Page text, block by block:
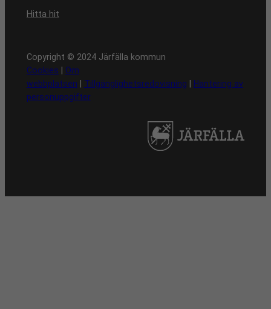
Hitta hit
Copyright © 2024 Järfälla kommun
Cookies
Om
webbplatsen
Tillgänglighetsredovisning
Hantering av
personuppgifter